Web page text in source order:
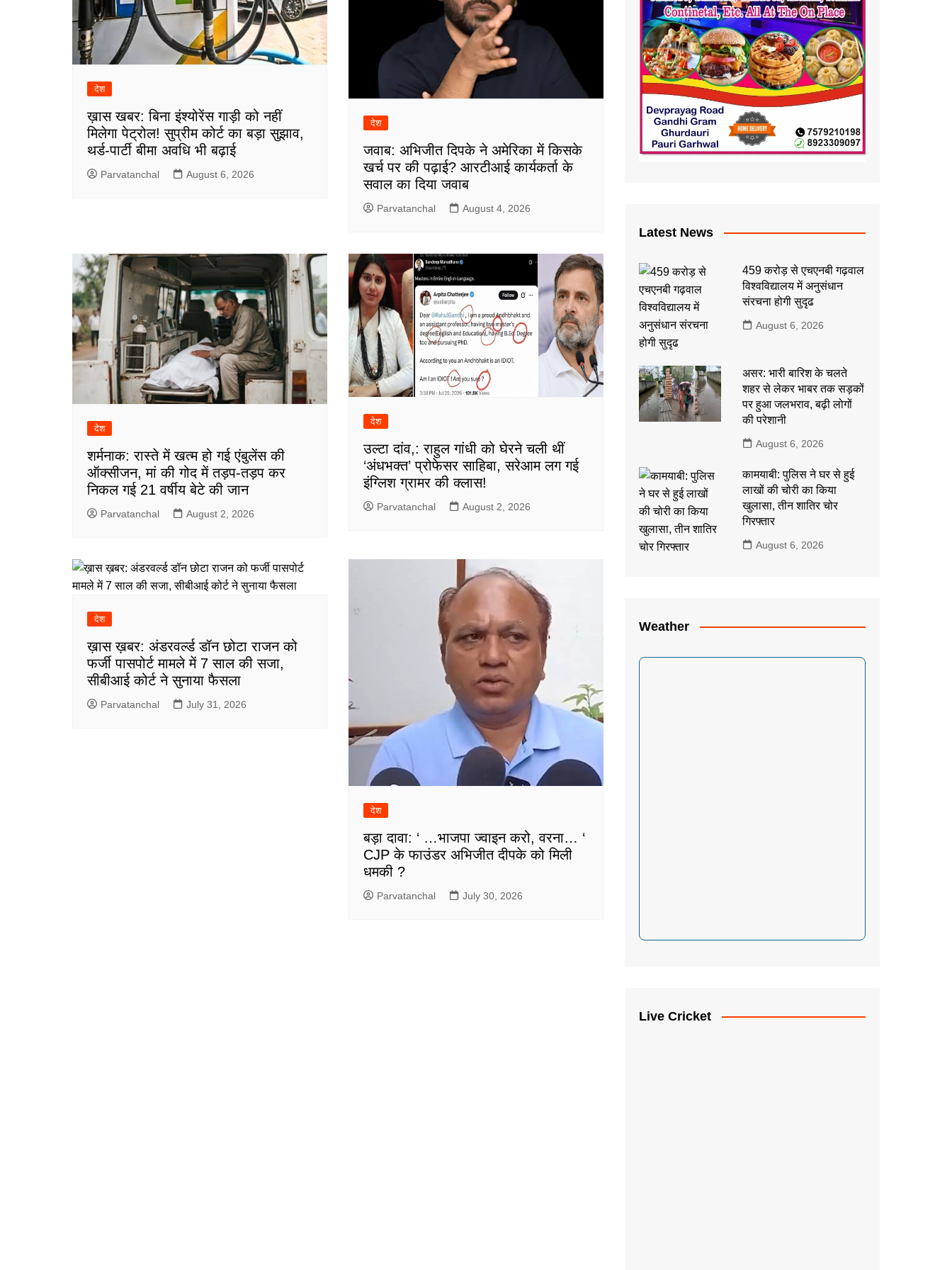
देश
ख़ास खबर: बिना इंश्योरेंस गाड़ी को नहीं
मिलेगा पेट्रोल! सुप्रीम कोर्ट का बड़ा सुझाव,
थर्ड-पार्टी बीमा अवधि भी बढ़ाई
Parvatanchal August 6, 2026
देश
जवाब: अभिजीत दिपके ने अमेरिका में किसके
खर्च पर की पढ़ाई? आरटीआई कार्यकर्ता के
सवाल का दिया जवाब
Parvatanchal August 4, 2026
देश
शर्मनाक: रास्ते में खत्म हो गई एंबुलेंस की
ऑक्सीजन, मां की गोद में तड़प-तड़प कर
निकल गई 21 वर्षीय बेटे की जान
Parvatanchal August 2, 2026
देश
उल्टा दांव,: राहुल गांधी को घेरने चली थीं
‘अंधभक्त’ प्रोफेसर साहिबा, सरेआम लग गई
इंग्लिश ग्रामर की क्लास!
Parvatanchal August 2, 2026
देश
ख़ास ख़बर: अंडरवर्ल्ड डॉन छोटा राजन को
फर्जी पासपोर्ट मामले में 7 साल की सजा,
सीबीआई कोर्ट ने सुनाया फैसला
Parvatanchal July 31, 2026
देश
बड़ा दावा: ‘ …भाजपा ज्वाइन करो, वरना… ‘
CJP के फाउंडर अभिजीत दीपके को मिली
धमकी ?
Parvatanchal July 30, 2026
Latest News
459 करोड़ से एचएनबी गढ़वाल
विश्वविद्यालय में अनुसंधान
संरचना होगी सुदृढ
August 6, 2026
असर: भारी बारिश के चलते
शहर से लेकर भाबर तक सड़कों
पर हुआ जलभराव, बढ़ी लोगों
की परेशानी
August 6, 2026
कामयाबी: पुलिस ने घर से हुई
लाखों की चोरी का किया
खुलासा, तीन शातिर चोर
गिरफ्तार
August 6, 2026
Weather
Live Cricket